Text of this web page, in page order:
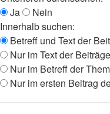
Ja
Nein
Innerhalb suchen:
Betreff und Text der
Nur im Text der Beiträge
Nur im Betreff der
Nur im ersten Beitrag